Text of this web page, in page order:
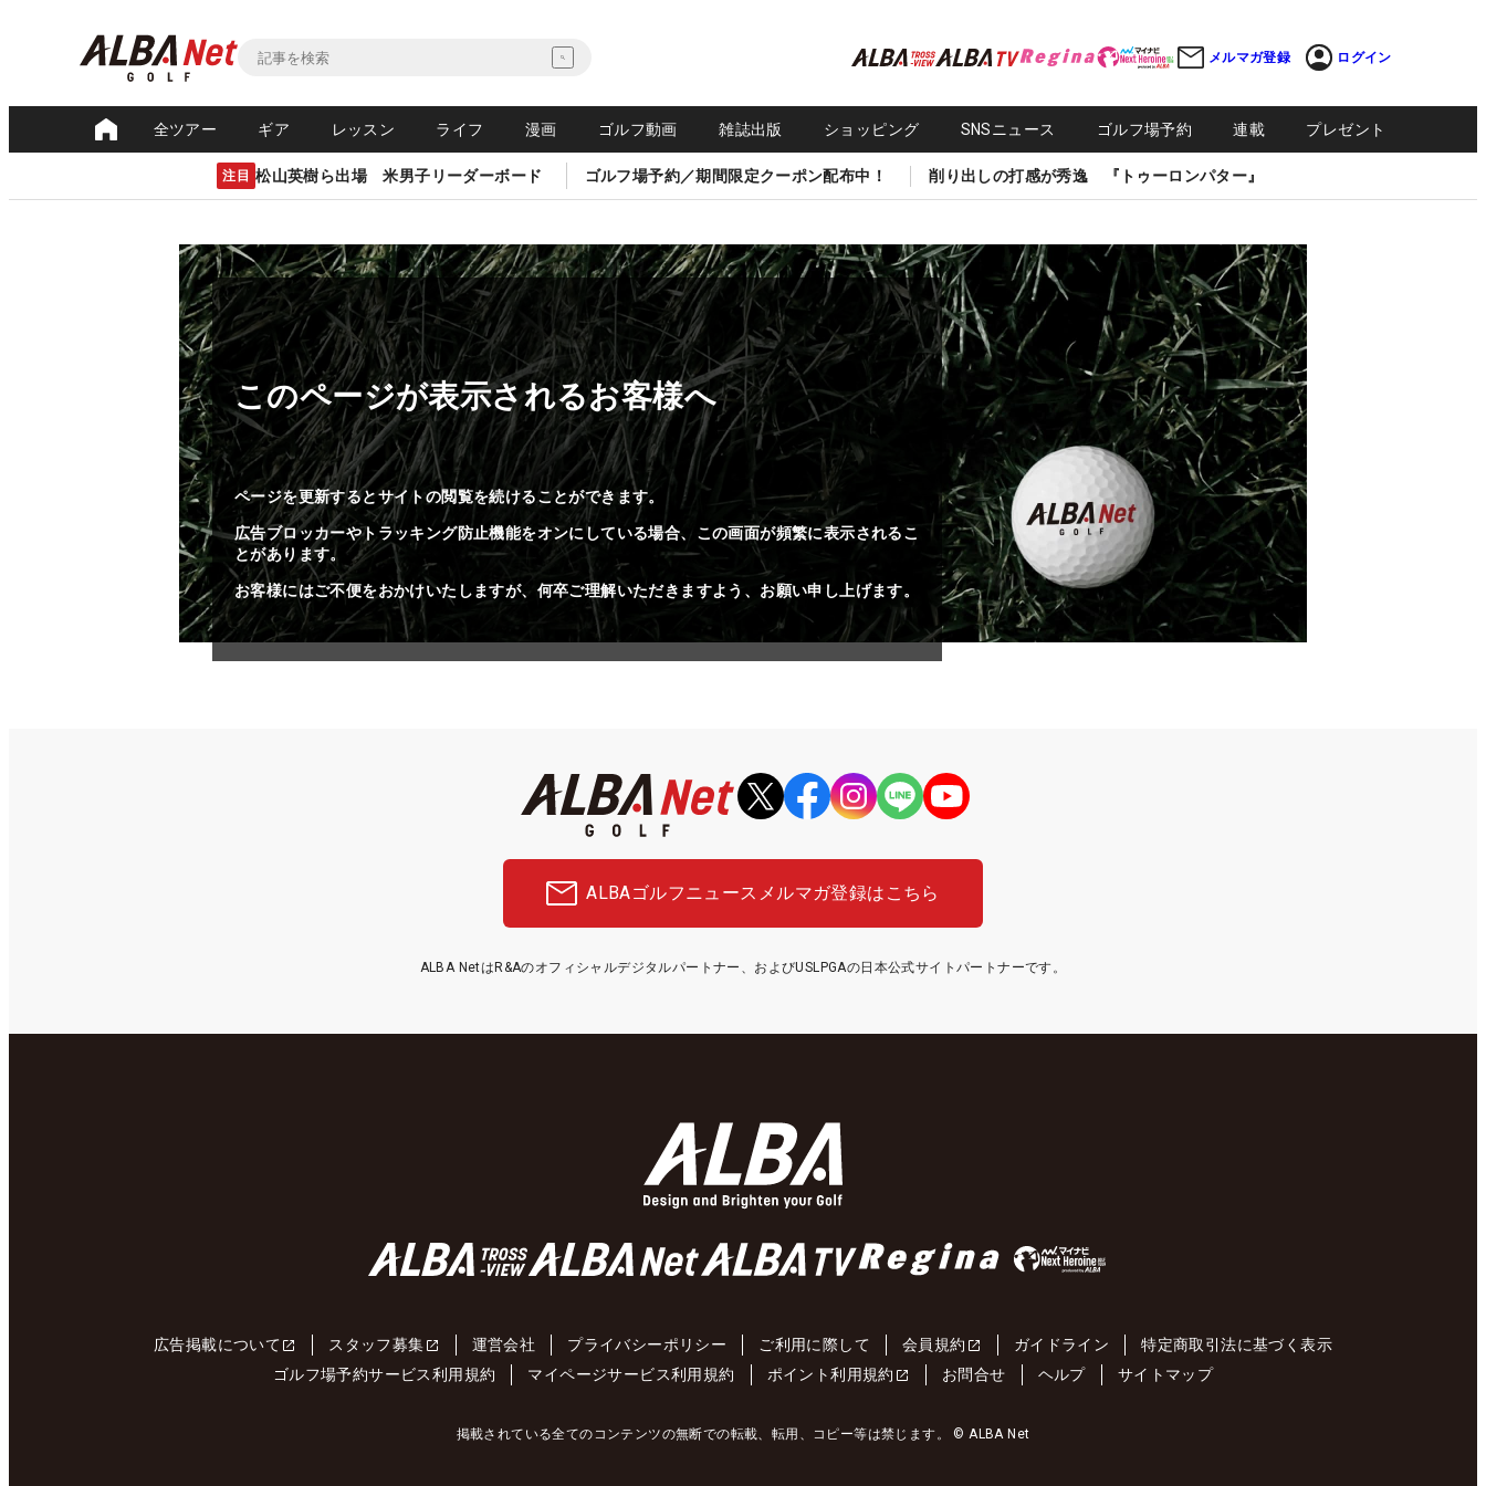
メルマガ登録 ログイン
全ツアー ギア レッスン ライフ 漫画 ゴルフ動画 雑誌出版 ショッピング SNSニュース ゴルフ場予約 連載 プレゼント
注目 松山英樹ら出場 米男子リーダーボード ゴルフ場予約／期間限定クーポン配布中！ 削り出しの打感が秀逸 『トゥーロンパター』
このページが表示されるお客様へ
ページを更新するとサイトの閲覧を続けることができます。
広告ブロッカーやトラッキング防止機能をオンにしている場合、この画面が頻繁に表示されるこ
とがあります。
お客様にはご不便をおかけいたしますが、何卒ご理解いただきますよう、お願い申し上げます。
ALBAゴルフニュース メルマガ登録はこちら
ALBA NetはR&Aのオフィシャルデジタルパートナー、およびUSLPGAの日本公式サイトパートナーです。
広告掲載について スタッフ募集 運営会社 プライバシーポリシー ご利用に際して 会員規約 ガイドライン
特定商取引法に基づく表示
ゴルフ場予約サービス利用規約
マイページサービス利用規約 ポイント利用規約 お問合せ ヘルプ サイトマップ
掲載されている全てのコンテンツの無断での転載、転用、コピー等は禁じます。 © ALBA Net